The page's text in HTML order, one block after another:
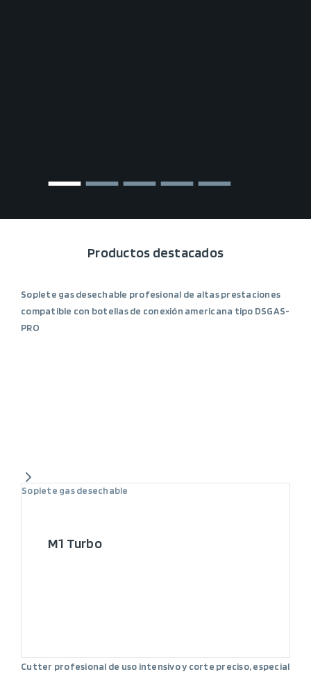
Productos destacados
Soplete gas desechable profesional de altas prestaciones
compatible con botellas de conexión americana tipo DSGAS-
PRO
Soplete gas desechable
M1 Turbo
Cutter profesional de uso intensivo y corte preciso, especial